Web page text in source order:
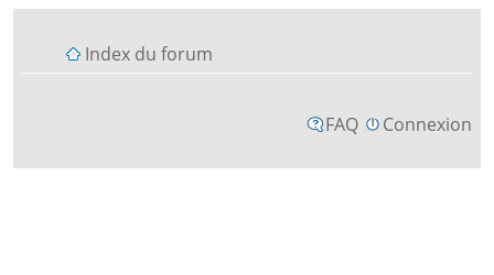
Index du forum
FAQ Connexion